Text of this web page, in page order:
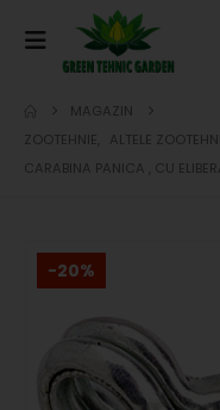
MAGAZIN
ZOOTEHNIE
ALTELE
CARABINA PANICA , CU
-20%